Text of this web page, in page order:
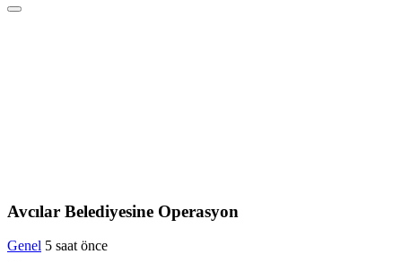
Avcılar Belediyesine Operasyon
Genel 5 saat önce